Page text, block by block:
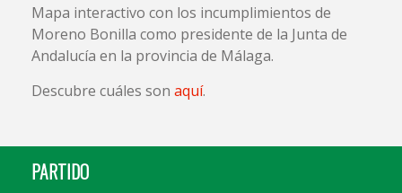
Mapa interactivo con los incumplimientos de
Moreno Bonilla como presidente de la Junta de
Andalucía en la provincia de Málaga.
Descubre cuáles son aquí.
PARTIDO